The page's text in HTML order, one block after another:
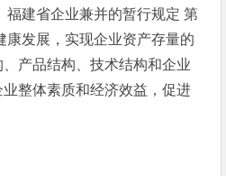
福建省企业兼并的暂行规定 第
康发展，实现企业资产存量的
产品结构、技术结构和企业
整体素质和经济效益，促进